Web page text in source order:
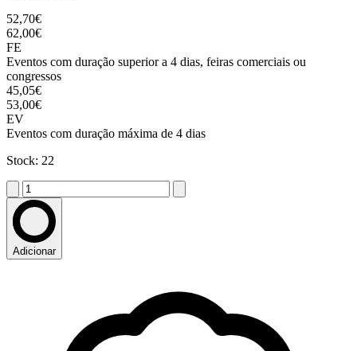
52,70€
62,00€
FE
Eventos com duração superior a 4 dias, feiras comerciais ou
congressos
45,05€
53,00€
EV
Eventos com duração máxima de 4 dias
Stock: 22
Adicionar